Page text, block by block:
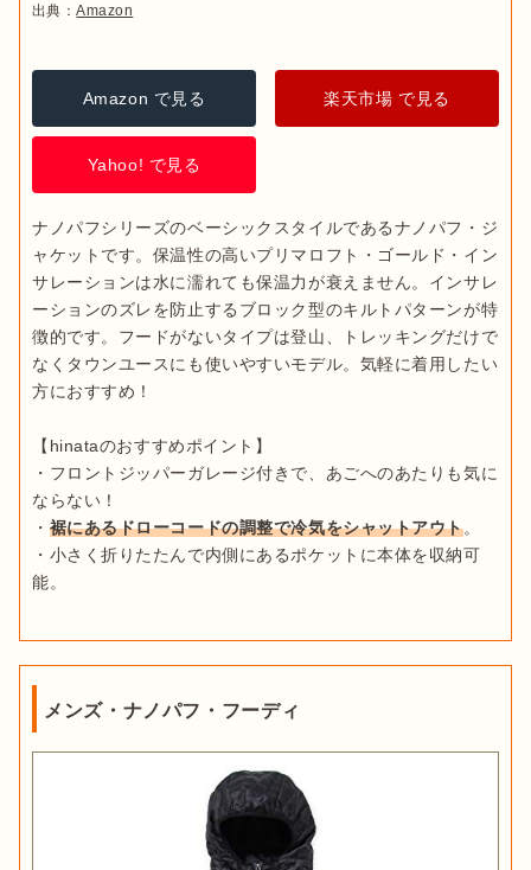
出典：Amazon
Amazon で見る 楽天市場 で見る
Yahoo! で見る
ナノパフシリーズのベーシックスタイルであるナノパフ・ジ
ャケットです。保温性の高いプリマロフト・ゴールド・イン
サレーションは水に濡れても保温力が衰えません。インサレ
ーションのズレを防止するブロック型のキルトパターンが特
徴的です。フードがないタイプは登山、トレッキングだけで
なくタウンユースにも使いやすいモデル。気軽に着用したい
方におすすめ！
【hinataのおすすめポイント】
・フロントジッパーガレージ付きで、あごへのあたりも気に
ならない！
・ 裾にあるドローコードの調整で冷気をシャットアウト。
・小さく折りたたんで内側にあるポケットに本体を収納可
能。
メンズ・ナノパフ・フーディ